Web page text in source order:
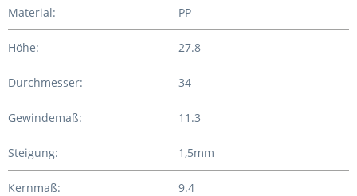
Material: PP
Höhe: 27.8
Durchmesser: 34
Gewindemaß: 11.3
Steigung: 1,5mm
Kernmaß: 9.4